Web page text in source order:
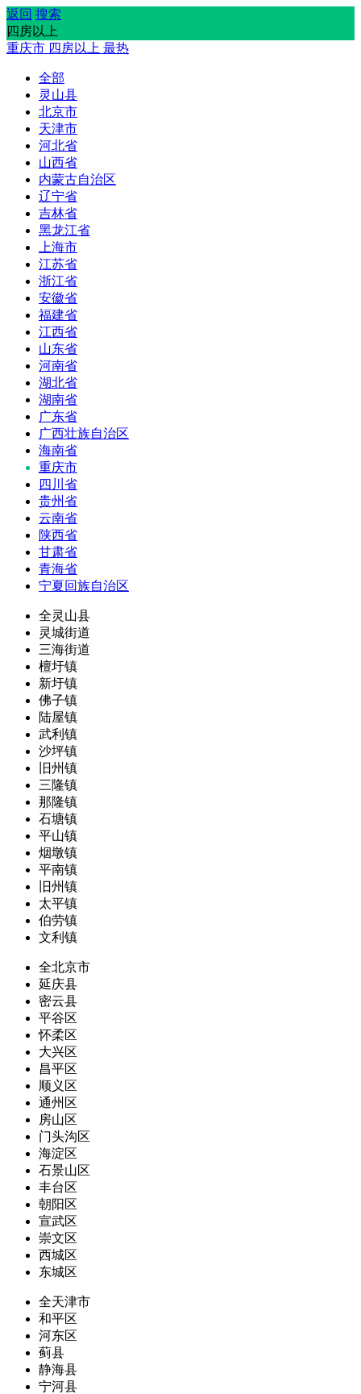
返回 搜索
四房以上
重庆市 四房以上 最热
全部
灵山县
北京市
天津市
河北省
山西省
内蒙古自治区
辽宁省
吉林省
黑龙江省
上海市
江苏省
浙江省
安徽省
福建省
江西省
山东省
河南省
湖北省
湖南省
广东省
广西壮族自治区
海南省
重庆市
四川省
贵州省
云南省
陕西省
甘肃省
青海省
宁夏回族自治区
全灵山县
灵城街道
三海街道
檀圩镇
新圩镇
佛子镇
陆屋镇
武利镇
沙坪镇
旧州镇
三隆镇
那隆镇
石塘镇
平山镇
烟墩镇
平南镇
旧州镇
太平镇
伯劳镇
文利镇
全北京市
延庆县
密云县
平谷区
怀柔区
大兴区
昌平区
顺义区
通州区
房山区
门头沟区
海淀区
石景山区
丰台区
朝阳区
宣武区
崇文区
西城区
东城区
全天津市
和平区
河东区
蓟县
静海县
宁河县